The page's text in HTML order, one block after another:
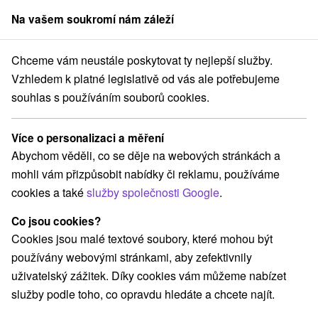
člen skupinySorger
Slovensko Prešovský kraj Šuňava Apartmán Zatura Šuňava
Apartmán Zatura Šuňava
Šuňava
Rezervovat přes booking
REZERVACE A VÝBĚR POBYTU
Kontaktujte přímo ubytovatele.
Navigovat do místa
Na vašem soukromí nám záleží
Chceme vám neustále poskytovat ty nejlepší služby.
Vzhledem k platné legislativě od vás ale potřebujeme
souhlas s používáním souborů cookies.
Více o personalizaci a měření
Abychom věděli, co se děje na webových stránkách a
mohli vám přizpůsobit nabídky či reklamu, používáme
cookies a takéslužby společnosti Google.
Co jsou cookies?
Cookies jsou malé textové soubory, které mohou být
používány webovými stránkami, aby zefektivnily
uživatelský zážitek. Díky cookies vám můžeme nabízet
služby podle toho, co opravdu hledáte a chcete najít.